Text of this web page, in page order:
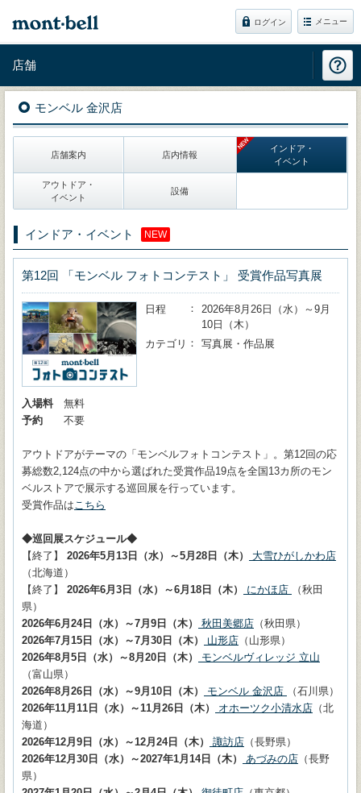
ログイン メニュー
店舗
モンベル 金沢店
店舗案内 店内情報
インドア・
イベント
アウトドア・
イベント
設備
インドア・イベント NEW
第12回 「モンベル フォトコンテスト」 受賞作品写真展
日程
2026年8月26日（水）～9月
10日（木）
カテゴリ
写真展・作品展
入場料 無料
予約 不要
アウトドアがテーマの「モンベルフォトコンテスト」。第12回の応
募総数2,124点の中から選ばれた受賞作品19点を全国13カ所のモン
ベルストアで展示する巡回展を行っています。
受賞作品はこちら
◆巡回展スケジュール◆
【終了】
2026年5月13日（水）～5月28日（木）
大雪ひがしかわ店
（北海道）
【終了】
2026年6月3日（水）～6月18日（木） にかほ店
（秋田
県）
2026年6月24日（水）～7月9日（木）
秋田美郷店 （秋田県）
2026年7月15日（水）～7月30日（木）
山形店 （山形県）
2026年8月5日（水）～8月20日（木）
モンベルヴィレッジ 立山
（富山県）
2026年8月26日（水）～9月10日（木）
モンベル 金沢店
（石川県）
2026年11月11日（水）～11月26日（木）
オホーツク小清水店 （北
海道）
2026年12月9日（水）～12月24日（木）
諏訪店 （長野県）
2026年12月30日（水）～2027年1月14日（木）
あづみの店 （長野
県）